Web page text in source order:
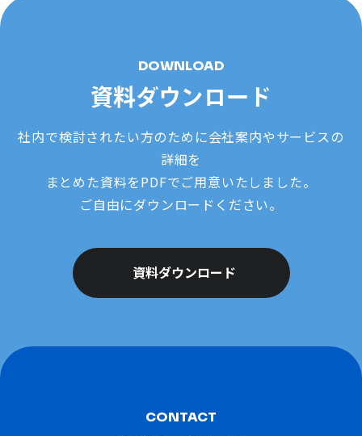
DOWNLOAD
資料ダウンロード
社内で検討されたい方のために会社案内やサービスの
詳細を
まとめた資料をPDFでご用意いたしました。
ご自由にダウンロードください。
資料ダウンロード
CONTACT